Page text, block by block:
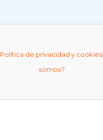
Política de privacidad y cookies
somos?